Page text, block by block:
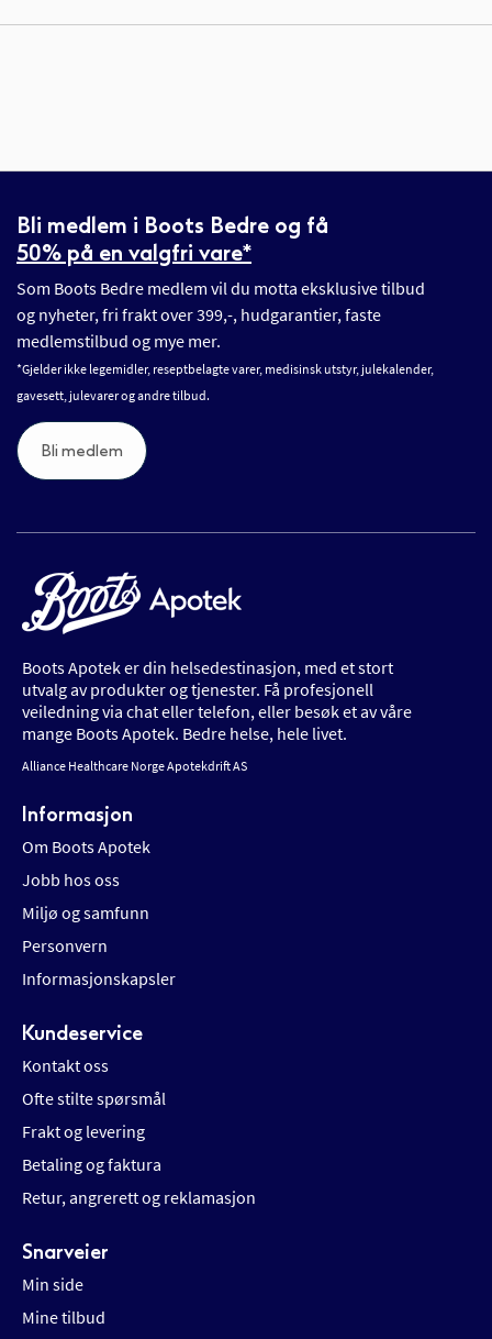
Bli medlem i Boots Bedre og få
50% på en valgfri vare*
Som Boots Bedre medlem vil du motta eksklusive tilbud
og nyheter, fri frakt over 399,-, hudgarantier, faste
medlemstilbud og mye mer.
*Gjelder ikke legemidler, reseptbelagte varer, medisinsk utstyr, julekalender,
gavesett, julevarer og andre tilbud.
Bli medlem
Boots Apotek er din helsedestinasjon, med et stort
utvalg av produkter og tjenester. Få profesjonell
veiledning via chat eller telefon, eller besøk et av våre
mange Boots Apotek. Bedre helse, hele livet.
Alliance Healthcare Norge Apotekdrift AS
Informasjon
Om Boots Apotek
Jobb hos oss
Miljø og samfunn
Personvern
Informasjonskapsler
Kundeservice
Kontakt oss
Ofte stilte spørsmål
Frakt og levering
Betaling og faktura
Retur, angrerett og reklamasjon
Snarveier
Min side
Mine tilbud